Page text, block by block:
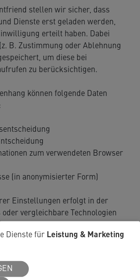
stellen wir sicher, dass
Dienste erst geladen werden,
erteilt haben. Dabei
B. Zustimmung oder Ablehnung
um diese bei
zu berücksichtigen.
können folgende Daten
zum verwendeten Browser
(in anonymisierter Form)
Einstellungen erfolgt in der
oder vergleichbare Technologien
erfolgt zur Erfüllung
zur Einholung und
Einwilligungen gemäß Art. 6 Abs. 1
Dienste für Leistung & Marketing